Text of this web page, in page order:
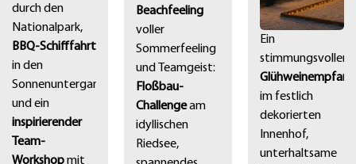
durch den
Nationalpark,
BBQ-Schifffahrt
in den
Sonnenuntergang
und ein
inspirierender
Team-
Workshopmit
Beachfeeling
voller
Sommerfeeling
und Teamgeist:
Floßbau-
Challengeam
idyllischen
Riedsee,
Ein
stimmungsvoller
Glühweinempfang
im festlich
dekorierten
Innenhof,
unterhaltsame